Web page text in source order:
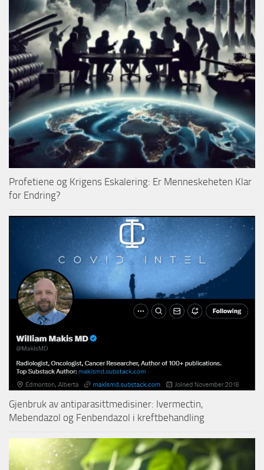
Profetiene og Krigens Eskalering: Er Menneskeheten Klar
for Endring?
Gjenbruk av antiparasittmedisiner: Ivermectin,
Mebendazol og Fenbendazol i kreftbehandling